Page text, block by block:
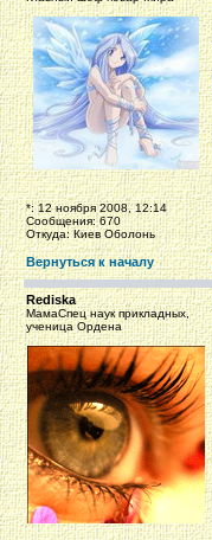
*: 12 ноября 2008, 12:14
Сообщения: 670
Откуда: Киев Оболонь
Вернуться к началу
Rediska
МамаСпец наук прикладных,
ученица Ордена